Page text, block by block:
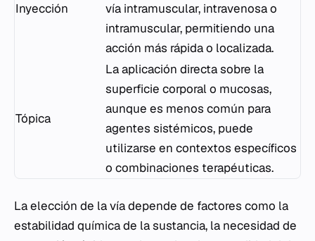
Inyección
vía intramuscular, intravenosa o
intramuscular, permitiendo una
acción más rápida o localizada.
Tópica
La aplicación directa sobre la
superficie corporal o mucosas,
aunque es menos común para
agentes sistémicos, puede
utilizarse en contextos específicos
o combinaciones terapéuticas.
La elección de la vía depende de factores como la
estabilidad química de la sustancia, la necesidad de